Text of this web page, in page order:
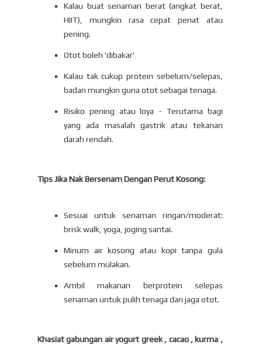
Kalau buat senaman berat (angkat berat,
HIIT), mungkin rasa cepat penat atau
pening.
Otot boleh 'dibakar'
Kalau tak cukup protein sebelum/selepas,
badan mungkin guna otot sebagai tenaga.
Risiko pening atau loya - Terutama bagi
yang ada masalah gastrik atau tekanan
darah rendah.
Tips Jika Nak Bersenam Dengan Perut Kosong:
Sesuai untuk senaman ringan/moderat:
brisk walk, yoga, joging santai.
Minum air kosong atau kopi tanpa gula
sebelum mulakan.
Ambil makanan berprotein selepas
senaman untuk pulih tenaga dan jaga otot.
Khasiat gabungan air yogurt greek , cacao , kurma ,